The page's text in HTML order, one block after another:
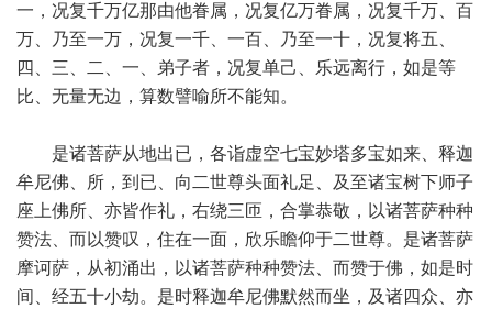
一，况复千万亿那由他眷属，况复亿万眷属，况复千万、百
万、乃至一万，况复一千、一百、乃至一十，况复将五、
四、三、二、一、弟子者，况复单己、乐远离行，如是等
比、无量无边，算数譬喻所不能知。
是诸菩萨从地出已，各诣虚空七宝妙塔多宝如来、释迦
牟尼佛、所，到已、向二世尊头面礼足、及至诸宝树下师子
座上佛所、亦皆作礼，右绕三匝，合掌恭敬，以诸菩萨种种
赞法、而以赞叹，住在一面，欣乐瞻仰于二世尊。是诸菩萨
摩诃萨，从初涌出，以诸菩萨种种赞法、而赞于佛，如是时
间、经五十小劫。是时释迦牟尼佛默然而坐，及诸四众、亦